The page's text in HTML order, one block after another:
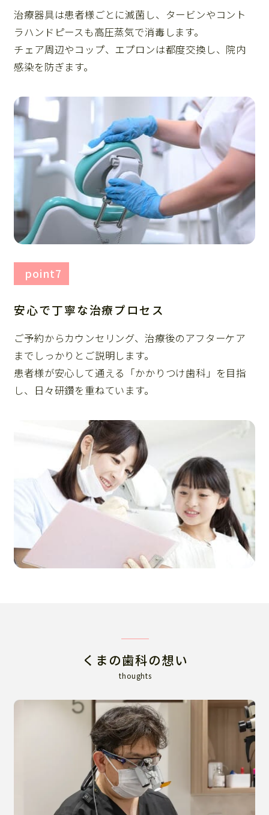
治療器具は患者様ごとに滅菌し、タービンやコント
ラハンドピースも高圧蒸気で消毒します。
チェア周辺やコップ、エプロンは都度交換し、院内
感染を防ぎます。
point7
安心で丁寧な治療プロセス
ご予約からカウンセリング、治療後のアフターケア
までしっかりとご説明します。
患者様が安心して通える「かかりつけ歯科」を目指
し、日々研鑽を重ねています。
くまの歯科の想い
thoughts